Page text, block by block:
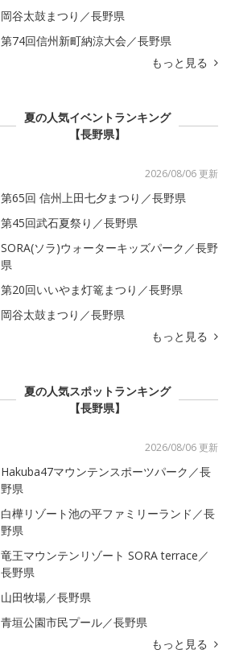
岡谷太鼓まつり／長野県
第74回信州新町納涼大会／長野県
もっと見る
夏の人気イベントランキング
【長野県】
2026/08/06 更新
第65回 信州上田七夕まつり／長野県
第45回武石夏祭り／長野県
SORA(ソラ)ウォーターキッズパーク／長野
県
第20回いいやま灯篭まつり／長野県
岡谷太鼓まつり／長野県
もっと見る
夏の人気スポットランキング
【長野県】
2026/08/06 更新
Hakuba47マウンテンスポーツパーク／長
野県
白樺リゾート池の平ファミリーランド／長
野県
竜王マウンテンリゾート SORA terrace／
長野県
山田牧場／長野県
青垣公園市民プール／長野県
もっと見る